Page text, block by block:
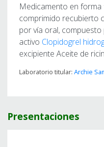
Medicamento en
comprimido recubierto
por vía oral,
activo Clopidogrel
excipiente Aceite de
Laboratorio titular: Archie
Presentaciones